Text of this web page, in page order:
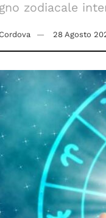
zodiacale
28 Agosto